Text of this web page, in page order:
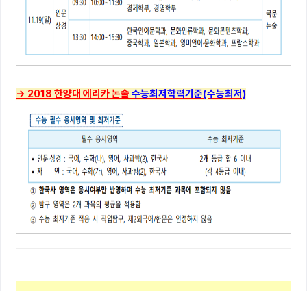
→ 2018 한양대 에리카 논술 수능최저학력기준(수능최저)